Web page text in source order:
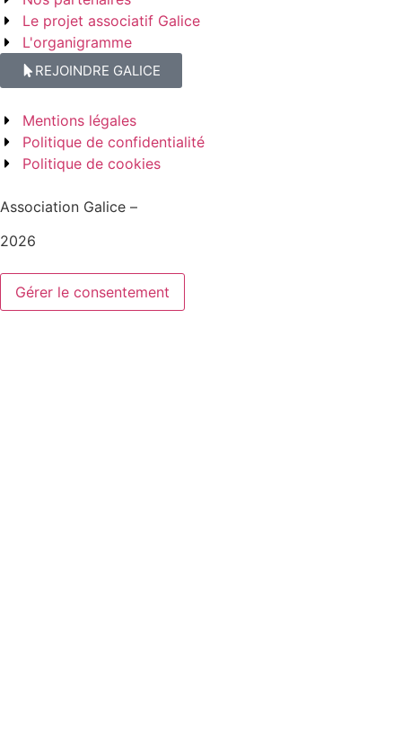
Le projet associatif Galice
L'organigramme
REJOINDRE GALICE
Mentions légales
Politique de confidentialité
Politique de cookies
Association Galice –
2026
Gérer le consentement